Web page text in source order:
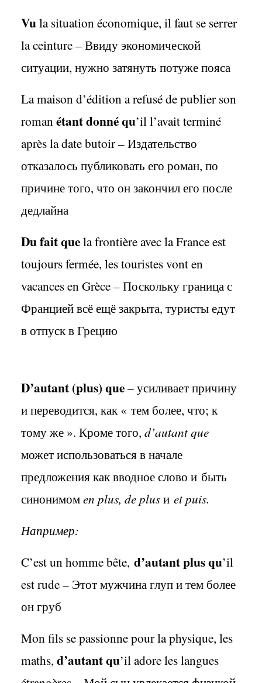
Vula situationéconomique, ilfaut se serrer
laceinture– Ввиду экономической
ситуации, нужно затянуть потуже пояса
Lamaisond’éditionarefusédepublier son
romanétantdonnéqu’ill’avaitterminé
aprèsladatebutoir– Издательство
отказалось публиковать его роман, по
причине того, что он закончил его после
дедлайна
Du fait quela frontière avec la France est
toujours fermée, les touristes vont en
vacances en Grèce –Поскольку граница с
Францией всё ещё закрыта, туристы едут
в отпуск в Грецию
D’autant(plus)que– усиливает причину
и переводится, как « тем более, что; к
тому же ». Кроме того, d’autantque
может использоваться в начале
предложения как вводное слово и быть
синонимомen plus, deplusи etpuis.
Например:
C’estunhommebête, d’autantplusqu’il
estrude– Этот мужчина глуп и тем более
он груб
Monfils sepassionnepourlaphysique, les
maths, d’autantqu’iladoreleslangues